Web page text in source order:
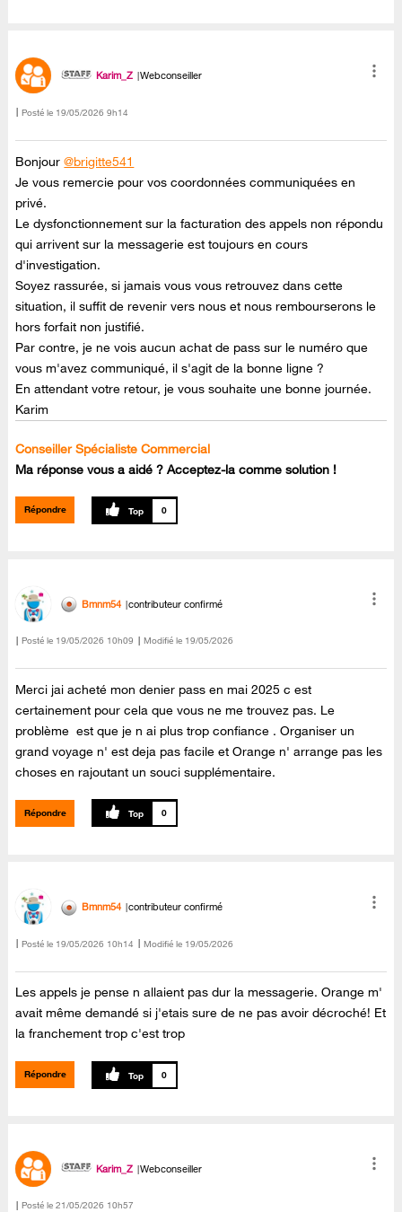
Karim_Z Webconseiller
Posté le ‎19/05/2026 9h14
Bonjour@brigitte541
Je vous remercie pour vos coordonnées communiquées en
privé.
Le dysfonctionnement sur la facturation des appels non répondu
qui arrivent sur la messagerie est toujours en cours
d'investigation.
Soyez rassurée, si jamais vous vous retrouvez dans cette
situation, il suffit de revenir vers nous et nous rembourserons le
hors forfait non justifié.
Par contre, je ne vois aucun achat de pass sur le numéro que
vous m'avez communiqué, il s'agit de la bonne ligne ?
En attendant votre retour, je vous souhaite une bonne journée.
Karim
Conseiller Spécialiste Commercial
Ma réponse vous a aidé ? Acceptez-la comme solution !
Répondre 0
Bmnm54 contributeur confirmé
Posté le ‎19/05/2026 10h09 Modifié le 19/05/2026
Merci jai acheté mon denier pass en mai 2025 c est
certainement pour cela que vous ne me trouvez pas. Le
problème est que je n ai plus trop confiance . Organiser un
grand voyage n' est deja pas facile et Orange n' arrange pas les
choses en rajoutant un souci supplémentaire.
Répondre 0
Bmnm54 contributeur confirmé
Posté le ‎19/05/2026 10h14 Modifié le 19/05/2026
Les appels je pense n allaient pas dur la messagerie. Orange m'
avait même demandé si j'etais sure de ne pas avoir décroché! Et
la franchement trop c'est trop
Répondre 0
Karim_Z Webconseiller
Posté le ‎21/05/2026 10h57